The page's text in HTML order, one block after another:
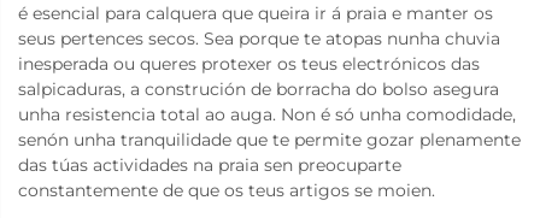
é esencial para calquera que queira ir á praia e manter os
seus pertences secos. Sea porque te atopas nunha chuvia
inesperada ou queres protexer os teus electrónicos das
salpicaduras, a construción de borracha do bolso asegura
unha resistencia total ao auga. Non é só unha comodidade,
senón unha tranquilidade que te permite gozar plenamente
das túas actividades na praia sen preocuparte
constantemente de que os teus artigos se moien.